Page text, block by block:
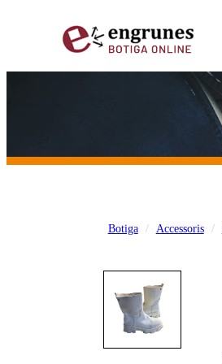
Botiga Accessoris